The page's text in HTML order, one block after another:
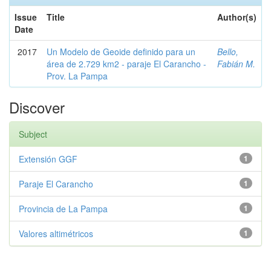
Issue
Date
Title Author(s)
2017
Un Modelo de Geoide definido para un
área de 2.729 km2 - paraje El Carancho -
Prov. La Pampa
Bello,
Fabián M.
Discover
Subject
1
Extensión GGF
1
Paraje El Carancho
1
Provincia de La Pampa
1
Valores altimétricos